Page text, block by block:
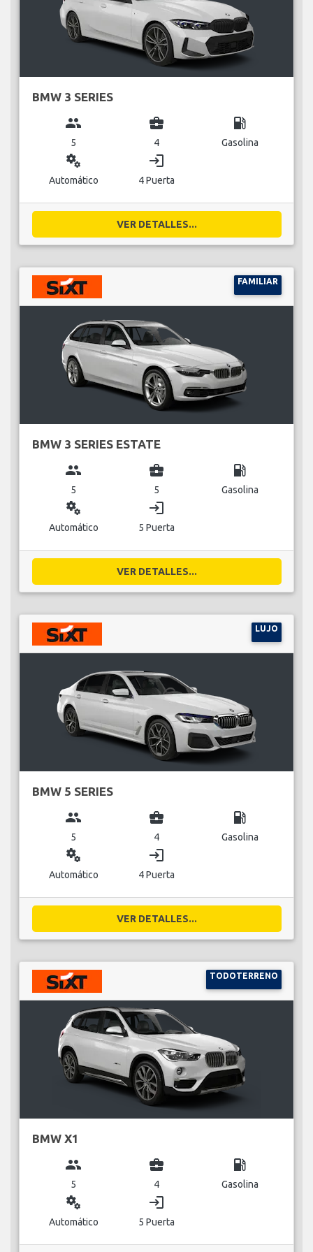
BMW 3 SERIES
group
5
business_center
4
local_gas_station
Gasolina
miscellaneous_services
Automático
login
4 Puerta
VER DETALLES...
FAMILIAR
BMW 3 SERIES ESTATE
group
5
business_center
5
local_gas_station
Gasolina
miscellaneous_services
Automático
login
5 Puerta
VER DETALLES...
LUJO
BMW 5 SERIES
group
5
business_center
4
local_gas_station
Gasolina
miscellaneous_services
Automático
login
4 Puerta
VER DETALLES...
TODOTERRENO
BMW X1
group
5
business_center
4
local_gas_station
Gasolina
miscellaneous_services
Automático
login
5 Puerta